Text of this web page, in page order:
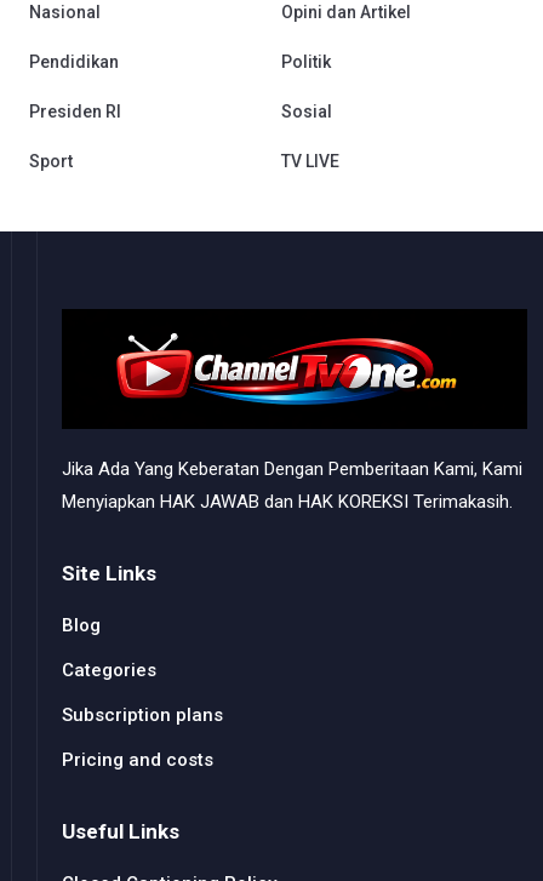
Nasional Opini dan Artikel
Pendidikan Politik
Presiden RI Sosial
Sport TV LIVE
Jika Ada Yang Keberatan Dengan Pemberitaan Kami, Kami
Menyiapkan HAK JAWAB dan HAK KOREKSI Terimakasih.
Site Links
Blog
Categories
Subscription plans
Pricing and costs
Useful Links